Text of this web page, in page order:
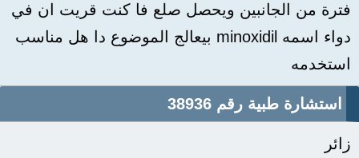
فترة من الجانبين ويحصل صلع فا كنت قريت ان في
دواء اسمه minoxidil بيعالج الموضوع دا هل مناسب
استخدمه
استشارة طبية رقم 38936
زائر